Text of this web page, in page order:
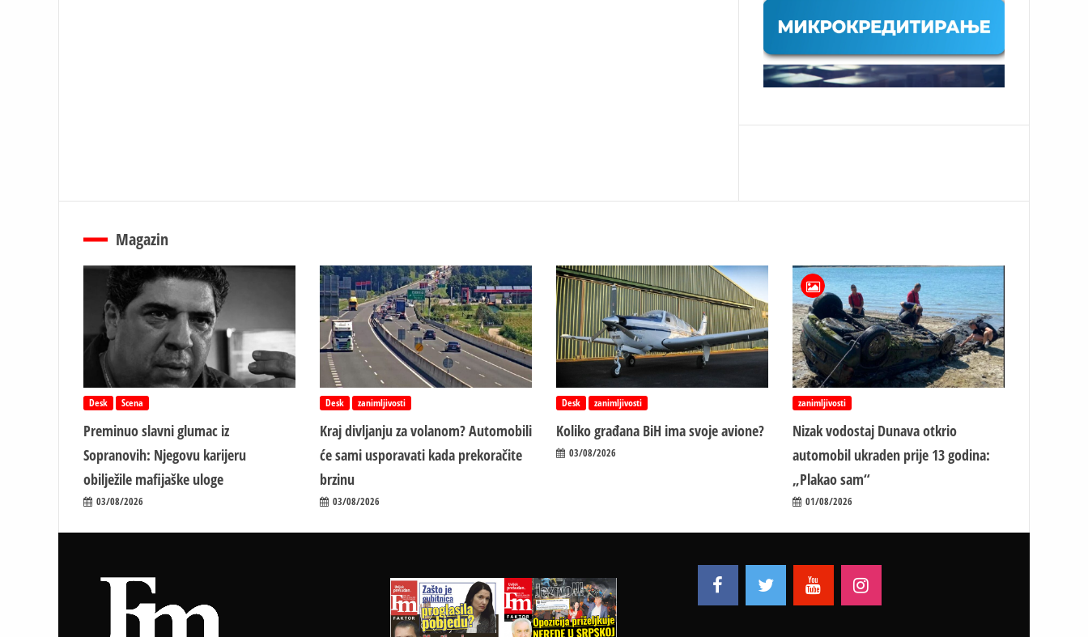
Magazin
Desk Scena
Preminuo slavni glumac iz
Sopranovih: Njegovu karijeru
obilježile mafijaške uloge
03/08/2026
Desk zanimljivosti
Kraj divljanju za volanom? Automobili
će sami usporavati kada prekoračite
brzinu
03/08/2026
Desk zanimljivosti
Koliko građana BiH ima svoje avione?
03/08/2026
zanimljivosti
Nizak vodostaj Dunava otkrio
automobil ukraden prije 13 godina:
„Plakao sam“
01/08/2026